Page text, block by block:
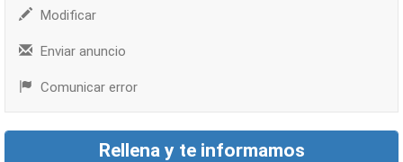
Modificar
Enviar anuncio
Comunicar error
Rellena y te informamos